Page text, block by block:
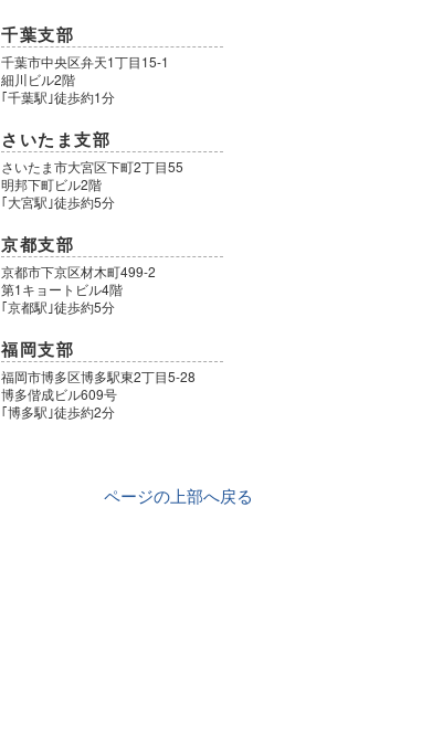
千葉支部
千葉市中央区弁天1丁目15-1
細川ビル2階
｢千葉駅｣徒歩約1分
さいたま支部
さいたま市大宮区下町2丁目55
明邦下町ビル2階
｢大宮駅｣徒歩約5分
京都支部
京都市下京区材木町499-2
第1キョートビル4階
｢京都駅｣徒歩約5分
福岡支部
福岡市博多区博多駅東2丁目5-28
博多偕成ビル609号
｢博多駅｣徒歩約2分
ページの上部へ戻る